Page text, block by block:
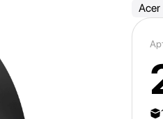
Acer